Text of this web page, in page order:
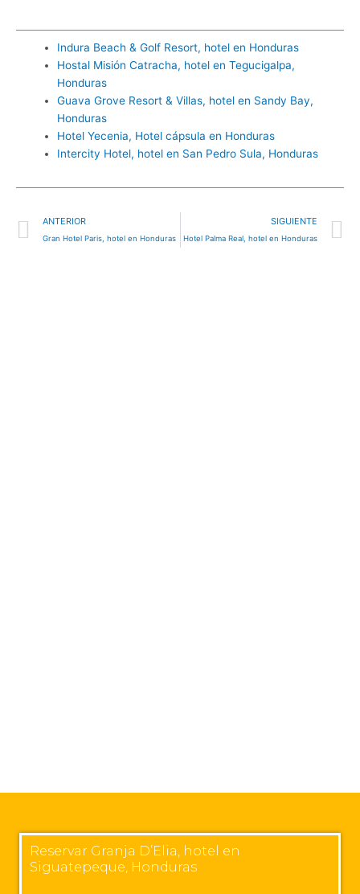
Indura Beach & Golf Resort, hotel en Honduras
Hostal Misión Catracha, hotel en Tegucigalpa,
Honduras
Guava Grove Resort & Villas, hotel en Sandy Bay,
Honduras
Hotel Yecenia, Hotel cápsula en Honduras
Intercity Hotel, hotel en San Pedro Sula, Honduras
Ant
ANTERIOR
Gran Hotel Paris, hotel en Honduras
SIGUIENTE
Hotel Palma Real, hotel en Honduras
Reservar Granja D’Elia, hotel en
Siguatepeque, Honduras